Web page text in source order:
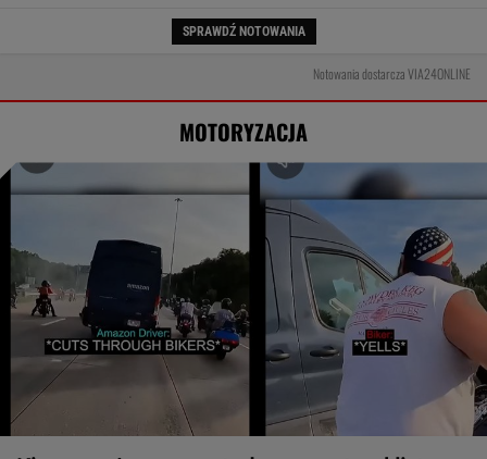
SPRAWDŹ NOTOWANIA
Notowania dostarcza VIA24ONLINE
MOTORYZACJA